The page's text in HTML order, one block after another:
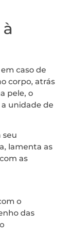
caso de
corpo, atrás
pele, o
unidade de
seu
lamenta as
as
o
das